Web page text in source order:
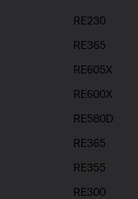
RE230
RE365
RE605X
RE600X
RE580D
RE365
RE355
RE300